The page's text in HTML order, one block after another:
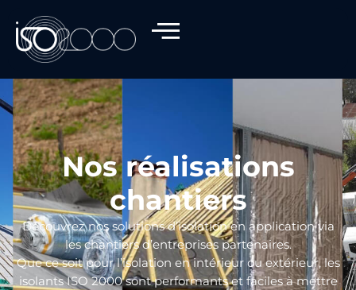
Nos réalisations
chantiers
Découvrez nos solutions d’isolation en application via
les chantiers d’entreprises partenaires.
Que ce soit pour l’isolation en intérieur ou extérieur, les
isolants ISO 2000 sont performants et faciles à mettre